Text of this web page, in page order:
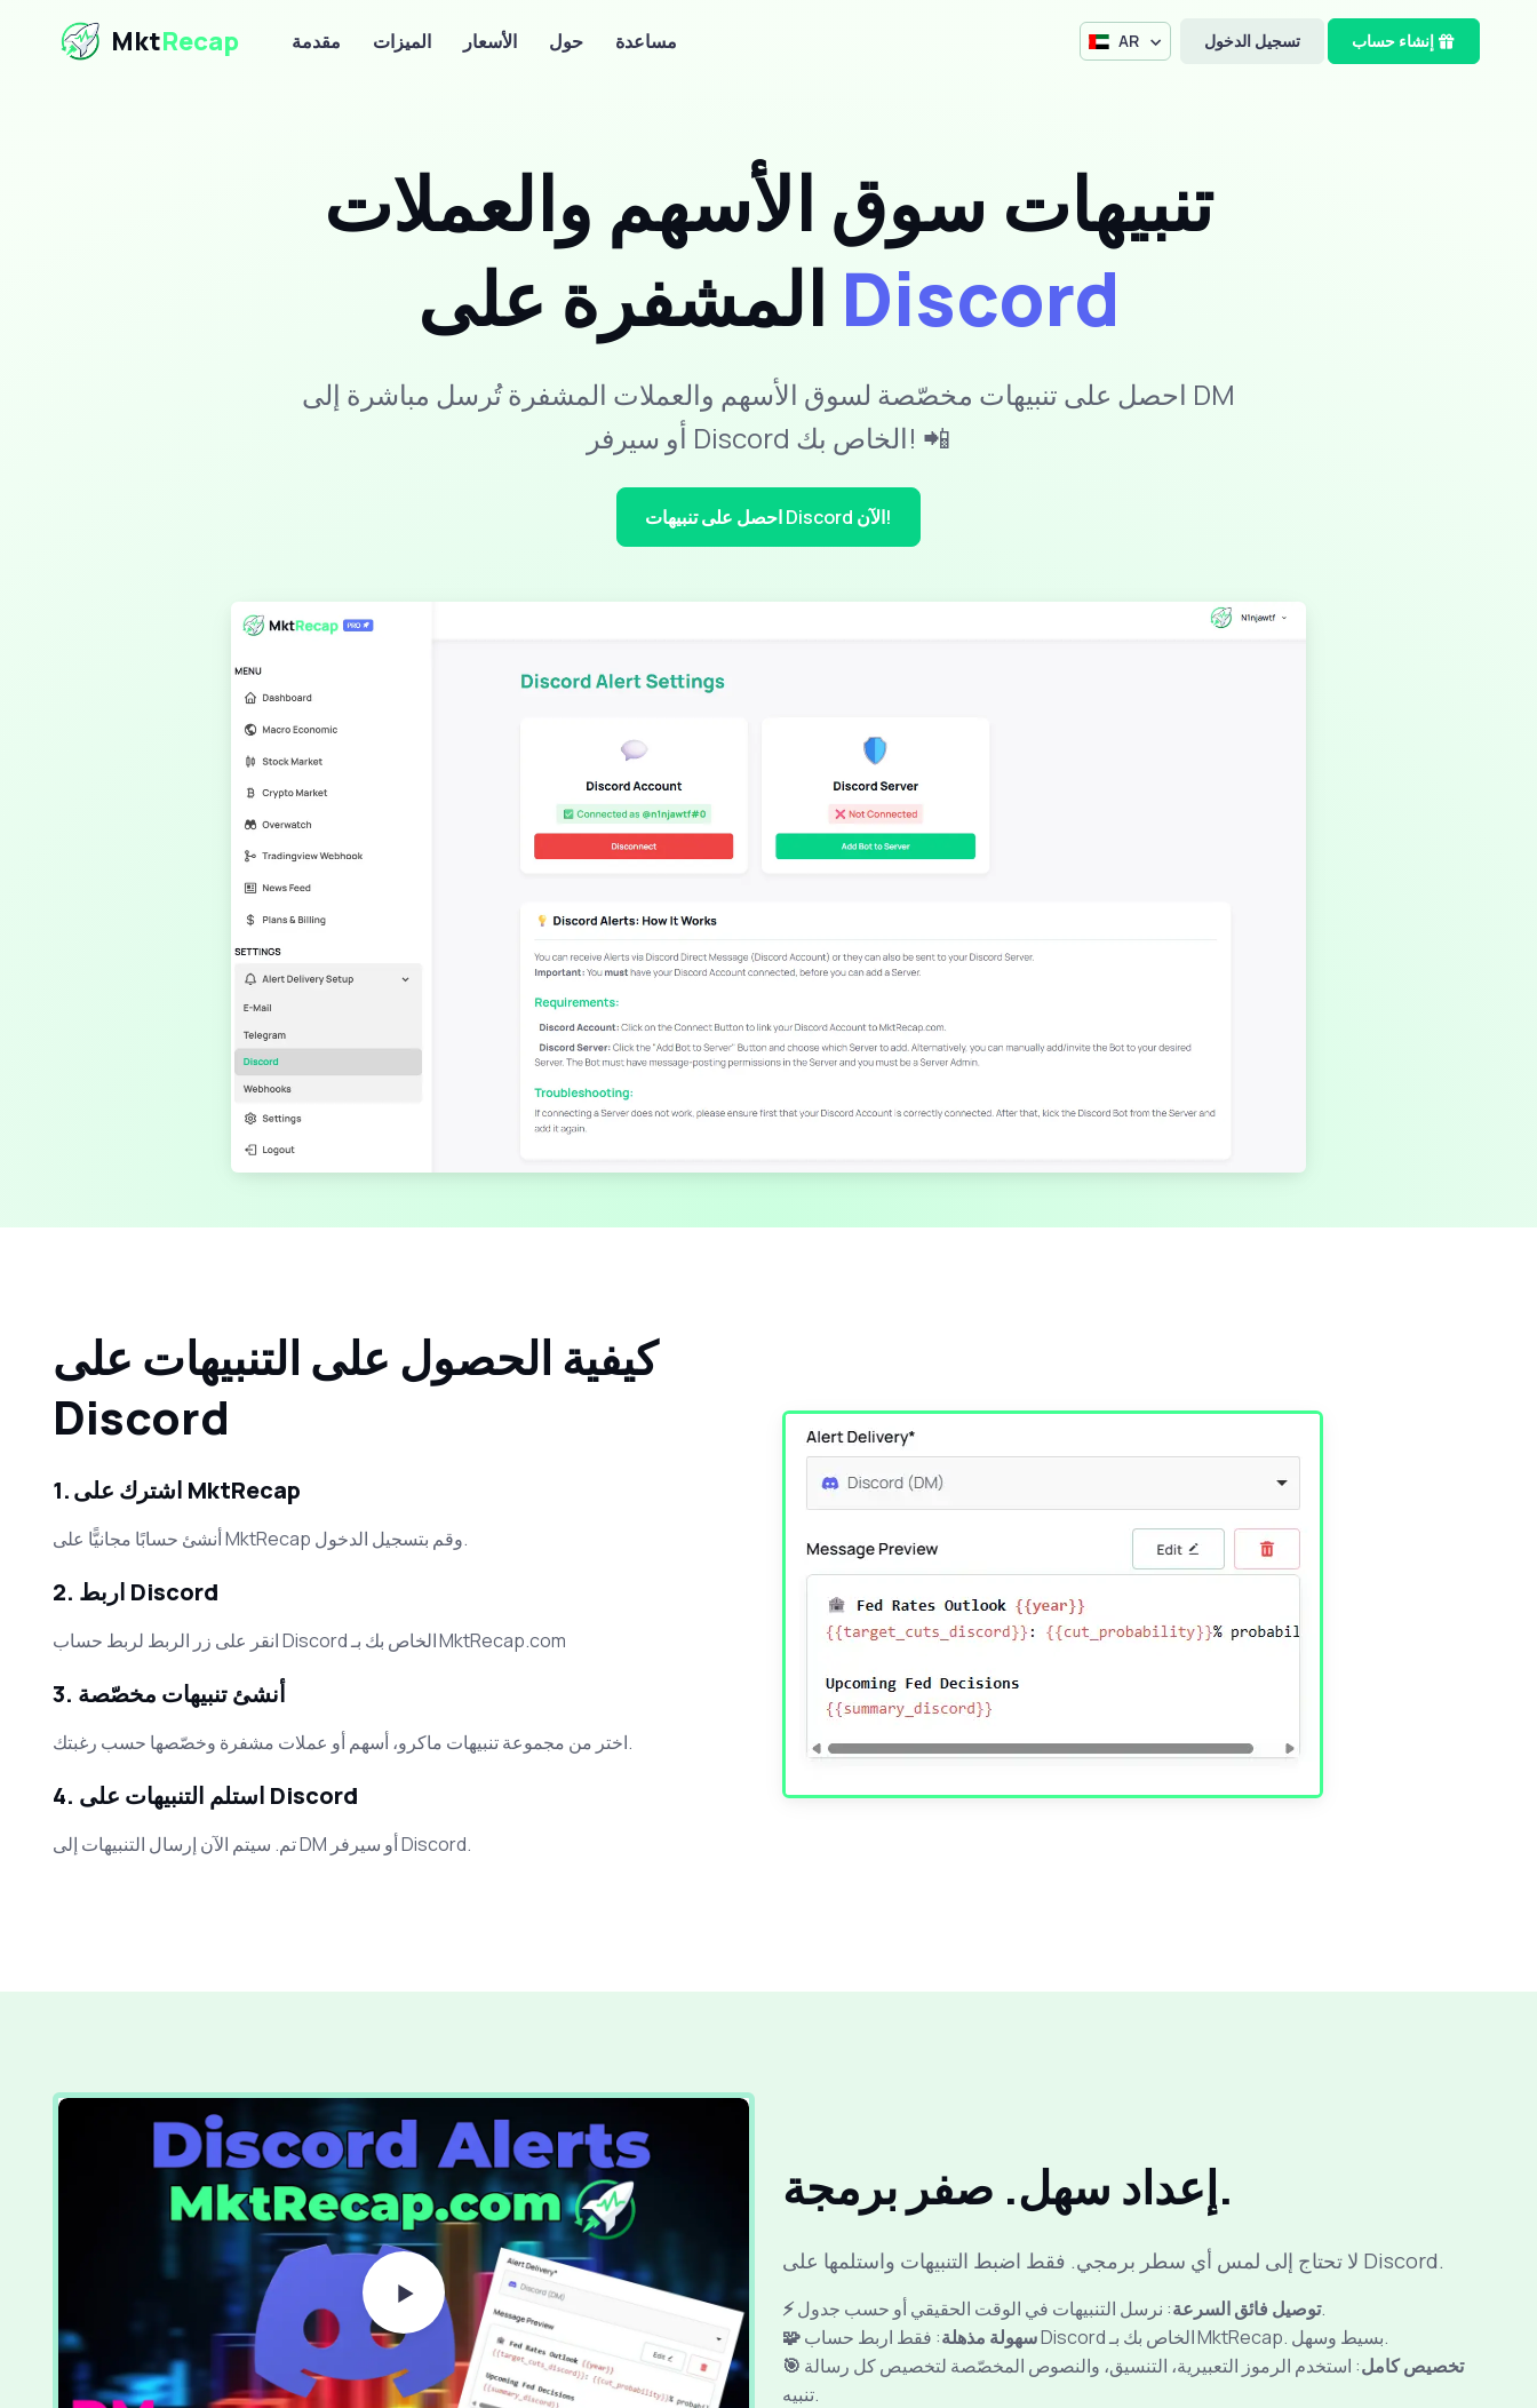
MktRecap مقدمة الميزات الأسعار حول مساعدة AR تسجيل الدخول إنشاء حساب
تنبيهات سوق الأسهم والعملات
Discord
احصل على تنبيهات مخصّصة لسوق الأسهم والعملات المشفرة تُرسل مباشرة إلى DM
أو سيرفر Discord الخاص بك! 📲
احصل على تنبيهات Discord الآن!
كيفية الحصول على التنبيهات على
Discord
1. اشترك على MktRecap
أنشئ حسابًا مجانيًّا على MktRecap وقم بتسجيل الدخول.
2. اربط Discord
انقر على زر الربط لربط حساب Discord الخاص بك بـ MktRecap.com
3. أنشئ تنبيهات مخصّصة
اختر من مجموعة تنبيهات ماكرو، أسهم أو عملات مشفرة وخصّصها حسب رغبتك.
4. استلم التنبيهات على Discord
تم. سيتم الآن إرسال التنبيهات إلى DM أو سيرفر Discord.
إعداد سهل. صفر برمجة.
لا تحتاج إلى لمس أي سطر برمجي. فقط اضبط التنبيهات واستلمها على Discord.
⚡ توصيل فائق السرعة: نرسل التنبيهات في الوقت الحقيقي أو حسب جدول.
🧩 سهولة مذهلة
: فقط اربط حساب Discord الخاص بك بـ MktRecap. بسيط وسهل.
🎯 تخصيص كامل: استخدم الرموز التعبيرية، التنسيق، والنصوص المخصّصة لتخصيص كل رسالة
تنبيه.